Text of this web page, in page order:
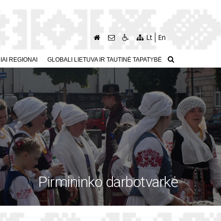
Lt En
REGIONAI GLOBALI LIETUVA IR TAUTINĖ TAPATYBĖ
Pirmininko darbotvarkė